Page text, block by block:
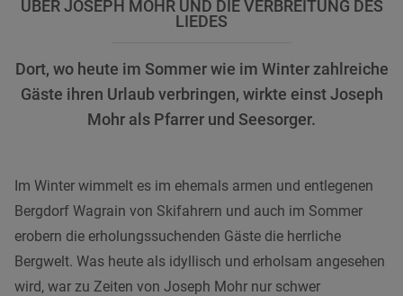
ÜBER JOSEPH MOHR UND DIE VERBREITUNG DES
LIEDES
Dort, wo heute im Sommer wie im Winter zahlreiche
Gäste ihren Urlaub verbringen, wirkte einst Joseph
Mohr als Pfarrer und Seesorger.
Im Winter wimmelt es im ehemals armen und entlegenen
Bergdorf Wagrain von Skifahrern und auch im Sommer
erobern die erholungssuchenden Gäste die herrliche
Bergwelt. Was heute als idyllisch und erholsam angesehen
wird, war zu Zeiten von Joseph Mohr nur schwer